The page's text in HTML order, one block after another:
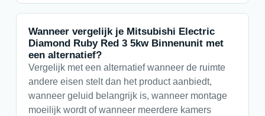
Wanneer vergelijk je Mitsubishi Electric
Diamond Ruby Red 3 5kw Binnenunit met
een alternatief?
Vergelijk met een alternatief wanneer de ruimte
andere eisen stelt dan het product aanbiedt,
wanneer geluid belangrijk is, wanneer montage
moeilijk wordt of wanneer meerdere kamers